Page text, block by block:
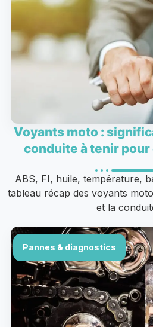
Voyants moto :
conduite à tenir
ABS, FI, huile, température,
tableau récap des voyants
et la
Pannes & diagnostics